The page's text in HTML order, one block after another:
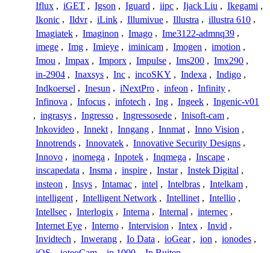
Iflux , iGET , Igson , Iguard , iipc , Ijack Liu , Ikegami ,
Ikonic , Ildvr , iLink , Illumivue , Illustra , illustra 610 ,
Imagiatek , Imaginon , Imago , Ime3122-admnq39 ,
imege , Img , Imieye , iminicam , Imogen , imotion ,
Imou , Impax , Imporx , Impulse , Ims200 , Imx290 ,
in-2904 , Inaxsys , Inc , incoSKY , Indexa , Indigo ,
Indkoersel , Inesun , iNextPro , infeon , Infinity ,
Infinova , Infocus , infotech , Ing , Ingeek , Ingenic-v01
, ingrasys , Ingresso , Ingressosede , Inisoft-cam ,
Inkovideo , Innekt , Inngang , Innmat , Inno Vision ,
Innotrends , Innovatek , Innovative Security Designs ,
Innovo , inomega , Inpotek , Inqmega , Inscape ,
inscapedata , Insma , inspire , Instar , Instek Digital ,
insteon , Insys , Intamac , intel , Intelbras , Intelkam ,
intelligent , Intelligent Network , Intellinet , Intellio ,
Intellsec , Interlogix , Interna , Internal , internec ,
Internet Eye , Interno , Intervision , Intex , Invid ,
Invidtech , Inwerang , Io Data , ioGear , ion , ionodes ,